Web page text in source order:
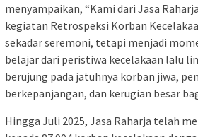
menyampaikan, “Kami dari Jasa
kegiatan Retrospeksi Korban
sekadar seremoni, tetapi menjadi
belajar dari peristiwa kecelakaan lalu
berujung pada jatuhnya korban jiwa,
berkepanjangan, dan kerugian besar
Hingga Juli 2025, Jasa Raharja telah